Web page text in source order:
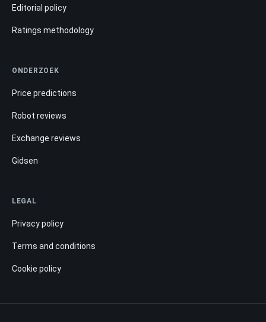
Editorial policy
Ratings methodology
ONDERZOEK
Price predictions
Robot reviews
Exchange reviews
Gidsen
LEGAL
Privacy policy
Terms and conditions
Cookie policy